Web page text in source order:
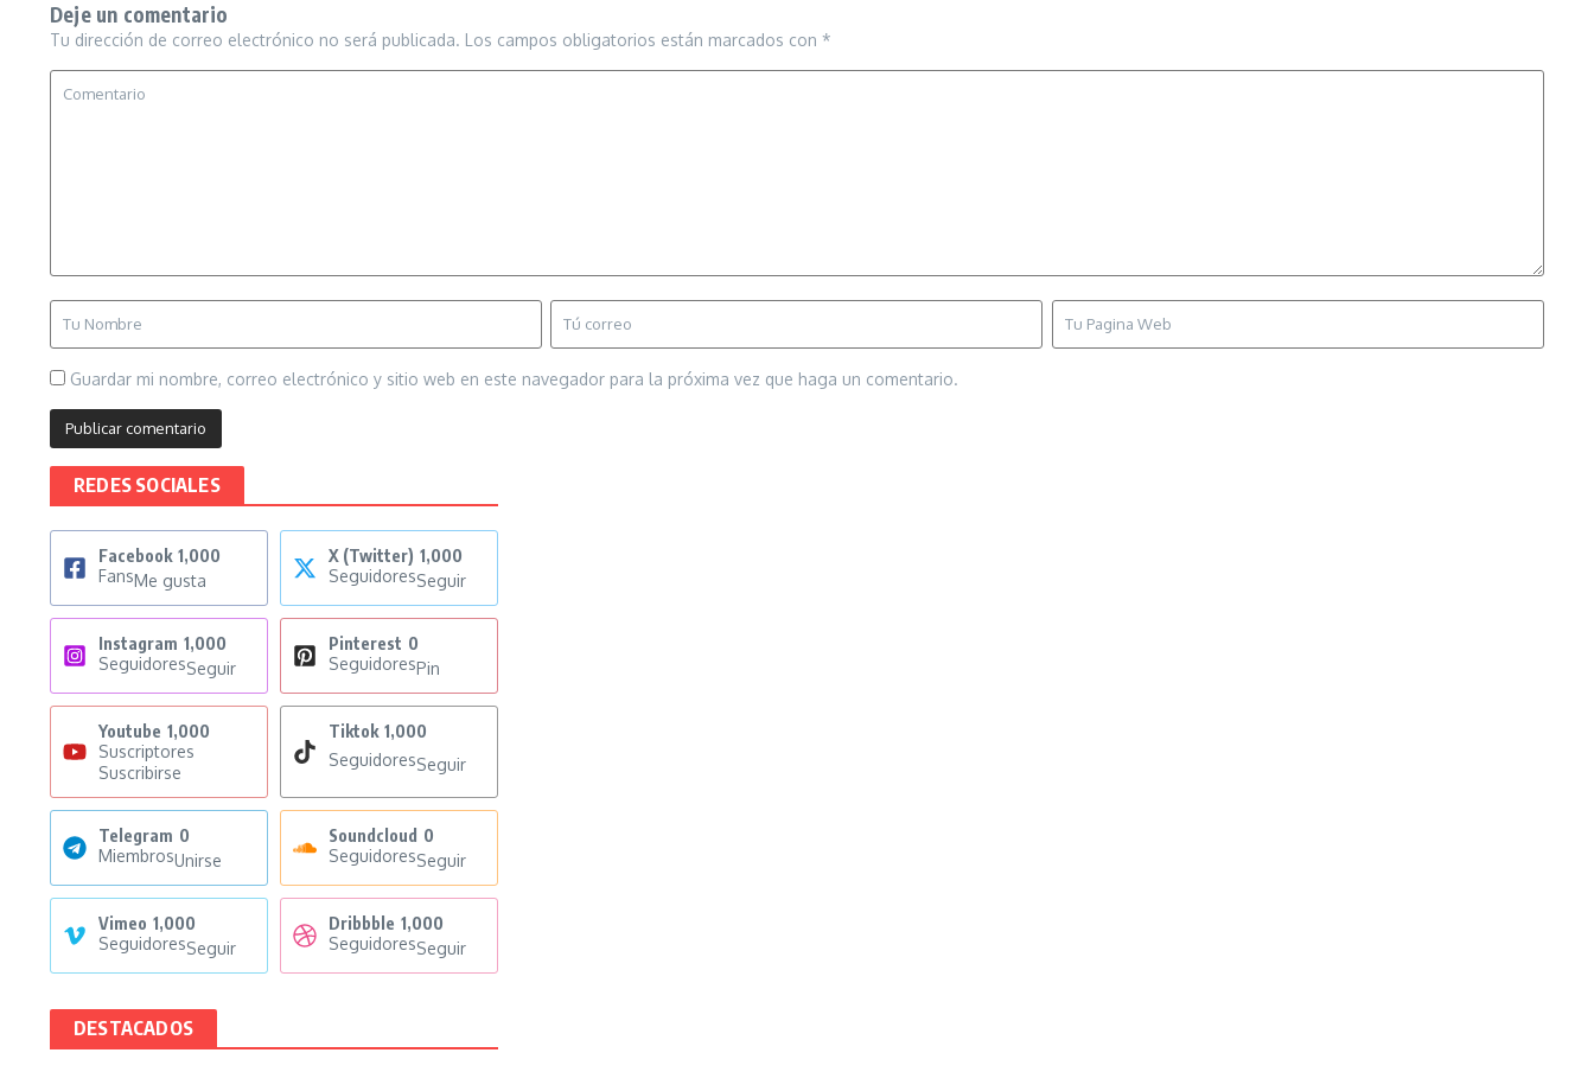
Deje un comentario
Tu dirección de correo electrónico no será publicada. Los campos obligatorios están marcados con *
Guardar mi nombre, correo electrónico y sitio web en este navegador para la próxima vez que haga un comentario.
REDES SOCIALES
Facebook 1,000
FansMe gusta
X (Twitter) 1,000
SeguidoresSeguir
Instagram 1,000
SeguidoresSeguir
Pinterest 0
SeguidoresPin
Youtube 1,000
Suscriptores
Suscribirse
Tiktok 1,000
SeguidoresSeguir
Telegram 0
MiembrosUnirse
Soundcloud 0
SeguidoresSeguir
Vimeo 1,000
SeguidoresSeguir
Dribbble 1,000
SeguidoresSeguir
DESTACADOS